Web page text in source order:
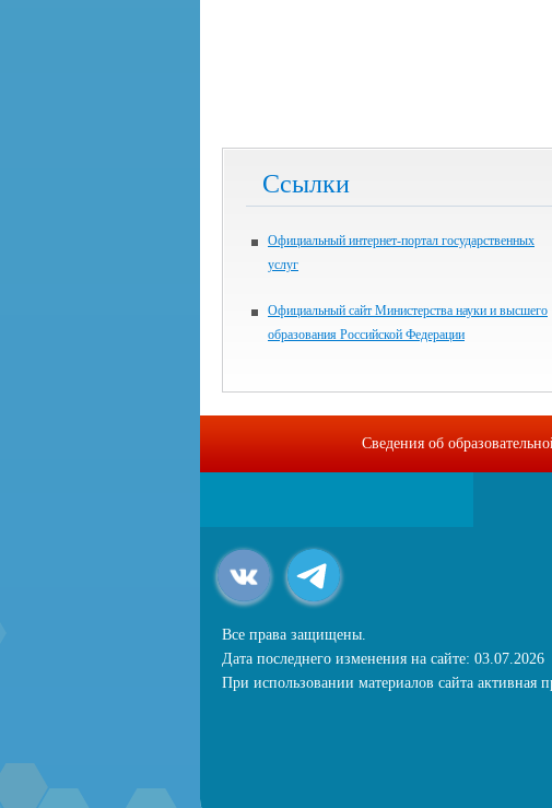
Ссылки
Официальный интернет-портал государственных
услуг
Официальный сайт Министерства науки и высшего
образования Российской Федерации
Сведения об
Все права защищены.
Дата последнего изменения на сайте: 03.07.2026
При использовании материалов сайта активная